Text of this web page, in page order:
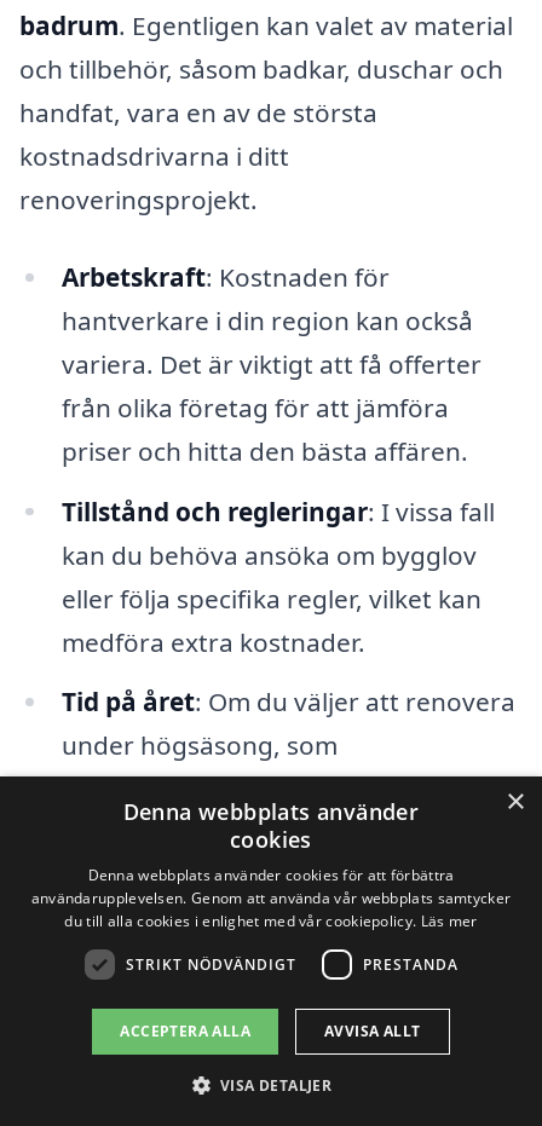
badrum. Egentligen kan valet av material
och tillbehör, såsom badkar, duschar och
handfat, vara en av de största
kostnadsdrivarna i ditt
renoveringsprojekt.
Arbetskraft: Kostnaden för
hantverkare i din region kan också
variera. Det är viktigt att få offerter
från olika företag för att jämföra
priser och hitta den bästa affären.
Tillstånd och regleringar: I vissa fall
kan du behöva ansöka om bygglov
eller följa specifika regler, vilket kan
medföra extra kostnader.
Tid på året: Om du väljer att renovera
under högsäsong, som
sommarmånaderna, kan priserna vara
högre på grund av ökad efterfrågan.
Slutligen är det viktigt att tänka på
eventuella oförutsedda utgifter. När du
hända att du upptäcker problem med
rörsystem eller elsystem som behöver
×
Denna webbplats använder
cookies
Denna webbplats använder cookies för att förbättra
användarupplevelsen. Genom att använda vår webbplats samtycker
du till alla cookies i enlighet med vår cookiepolicy. Läs mer
STRIKT NÖDVÄNDIGT PRESTANDA
ACCEPTERA ALLA AVVISA ALLT
VISA DETALJER